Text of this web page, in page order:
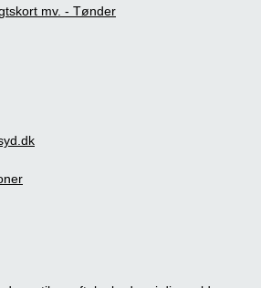
mv. - Tønder